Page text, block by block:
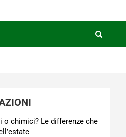
chimici? Le differenze che